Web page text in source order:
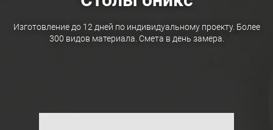
Изготовление до 12 дней по индивидуальному проекту. Более
300 видов материала. Смета в день замера.